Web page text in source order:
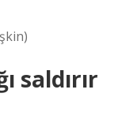
saldırır